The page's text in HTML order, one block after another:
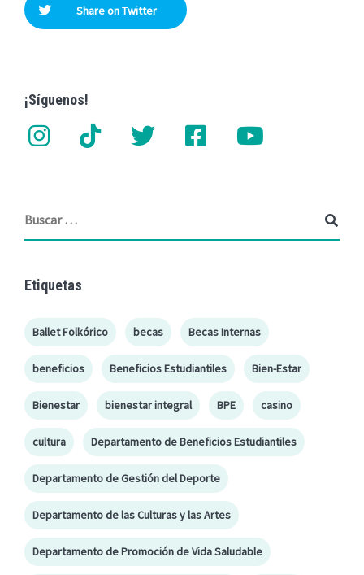
Share on Twitter
¡Síguenos!
Etiquetas
Ballet Folkórico becas Becas Internas
beneficios Beneficios Estudiantiles Bien-Estar
Bienestar bienestar integral BPE casino
cultura Departamento de Beneficios Estudiantiles
Departamento de Gestión del Deporte
Departamento de las Culturas y las Artes
Departamento de Promoción de Vida Saludable